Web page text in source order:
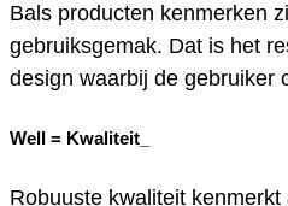
Bals producten kenmerken
gebruiksgemak. Dat is het
design waarbij de gebruiker
Well = Kwaliteit_
Robuuste kwaliteit